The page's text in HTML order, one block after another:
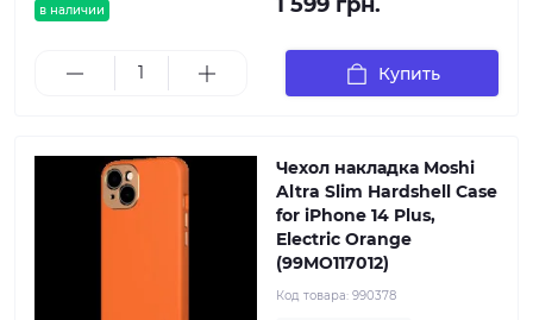
в наличии
Купить
Чехол накладка Moshi
Altra Slim Hardshell Case
for iPhone 14 Plus,
Electric Orange
(99MO117012)
Код товара: 990378